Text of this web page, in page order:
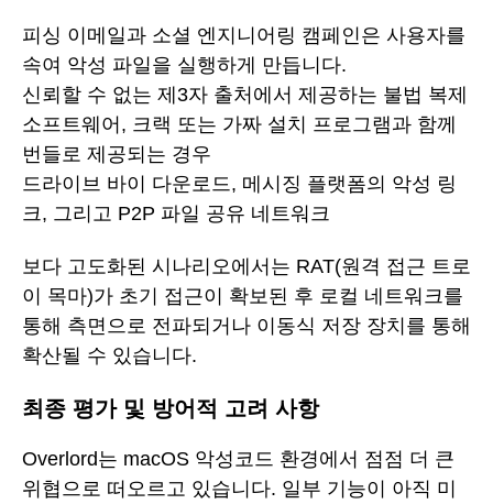
피싱 이메일과 소셜 엔지니어링 캠페인은 사용자를
속여 악성 파일을 실행하게 만듭니다.
신뢰할 수 없는 제3자 출처에서 제공하는 불법 복제
소프트웨어, 크랙 또는 가짜 설치 프로그램과 함께
번들로 제공되는 경우
드라이브 바이 다운로드, 메시징 플랫폼의 악성 링
크, 그리고 P2P 파일 공유 네트워크
보다 고도화된 시나리오에서는 RAT(원격 접근 트로
이 목마)가 초기 접근이 확보된 후 로컬 네트워크를
통해 측면으로 전파되거나 이동식 저장 장치를 통해
확산될 수 있습니다.
최종 평가 및 방어적 고려 사항
Overlord는 macOS 악성코드 환경에서 점점 더 큰
위협으로 떠오르고 있습니다. 일부 기능이 아직 미